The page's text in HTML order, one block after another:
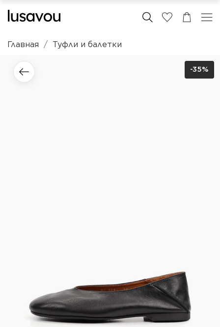
Главная Туфли и балетки
-35%